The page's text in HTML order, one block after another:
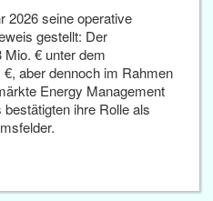
2026 seine operative
gestellt: Der
€ unter dem
aber dennoch im Rahmen
Energy Management
ihre Rolle als